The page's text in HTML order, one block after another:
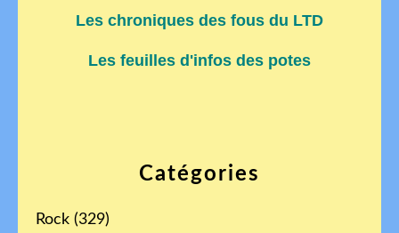
Catégories
Rock (329)
Les chroniques des fous du LTD
Les feuilles d'infos des potes